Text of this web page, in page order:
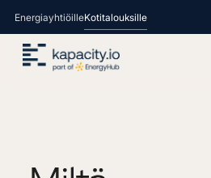
EnergiayhtiöilleKotitalouksille